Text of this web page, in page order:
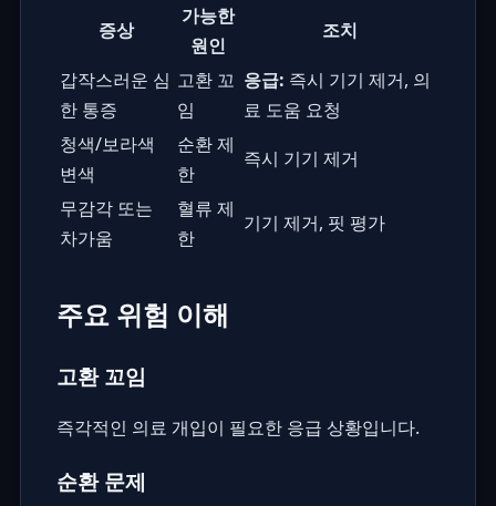
증상
가능한
원인
조치
갑작스러운 심
한 통증
고환 꼬
임
응급: 즉시 기기 제거, 의
료 도움 요청
청색/보라색
변색
순환 제
한
즉시 기기 제거
무감각 또는
차가움
혈류 제
한
기기 제거, 핏 평가
주요 위험 이해
고환 꼬임
즉각적인 의료 개입이 필요한 응급 상황입니다.
순환 문제